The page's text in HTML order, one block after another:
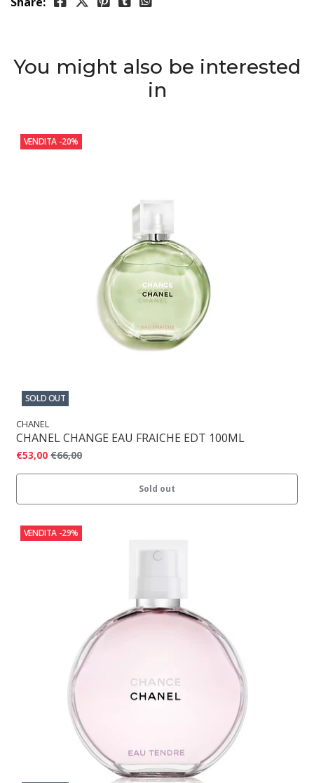
You might also be interested
in
VENDITA -20%
SOLD OUT
CHANEL
CHANEL CHANGE EAU FRAICHE EDT 100ML
€53,00 €66,00
Sold out
VENDITA -29%